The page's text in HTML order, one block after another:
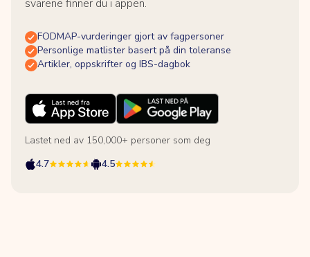
svarene finner du i appen.
FODMAP-vurderinger gjort av fagpersoner
Personlige matlister basert på din toleranse
Artikler, oppskrifter og IBS-dagbok
Lastet ned av 150,000+ personer som deg
4.7
4.5